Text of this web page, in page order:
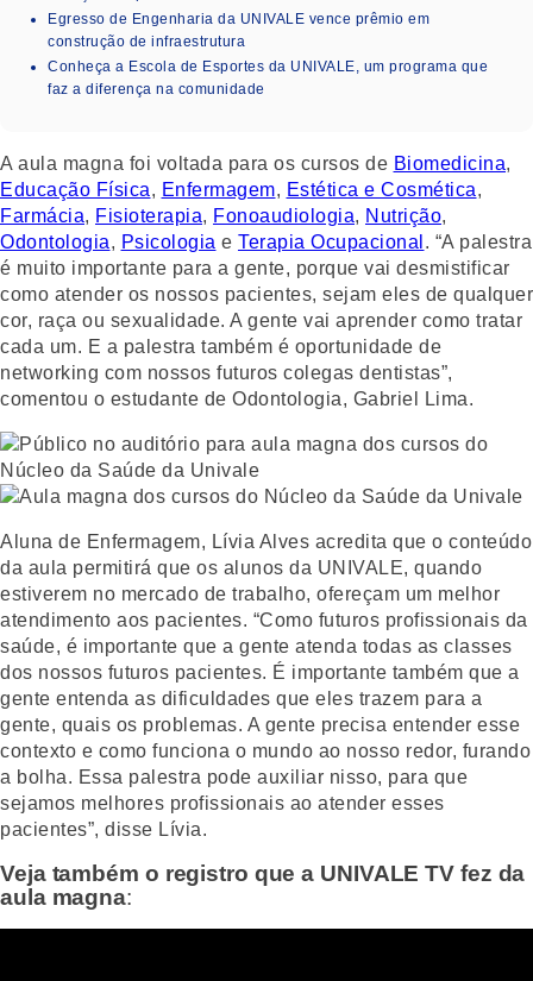
Egresso de Engenharia da UNIVALE vence prêmio em
construção de infraestrutura
Conheça a Escola de Esportes da UNIVALE, um programa que
faz a diferença na comunidade
A aula magna foi voltada para os cursos de Biomedicina,
Educação Física, Enfermagem, Estética e Cosmética,
Farmácia, Fisioterapia, Fonoaudiologia, Nutrição,
Odontologia, Psicologia e Terapia Ocupacional . “A palestra
é muito importante para a gente, porque vai desmistificar
como atender os nossos pacientes, sejam eles de qualquer
cor, raça ou sexualidade. A gente vai aprender como tratar
cada um. E a palestra também é oportunidade de
networking com nossos futuros colegas dentistas”,
comentou o estudante de Odontologia, Gabriel Lima.
Aluna de Enfermagem, Lívia Alves acredita que o conteúdo
da aula permitirá que os alunos da UNIVALE, quando
estiverem no mercado de trabalho, ofereçam um melhor
atendimento aos pacientes. “Como futuros profissionais da
saúde, é importante que a gente atenda todas as classes
dos nossos futuros pacientes. É importante também que a
gente entenda as dificuldades que eles trazem para a
gente, quais os problemas. A gente precisa entender esse
contexto e como funciona o mundo ao nosso redor, furando
a bolha. Essa palestra pode auxiliar nisso, para que
sejamos melhores profissionais ao atender esses
pacientes”, disse Lívia.
Veja também o registro que a UNIVALE TV fez da
aula magna: